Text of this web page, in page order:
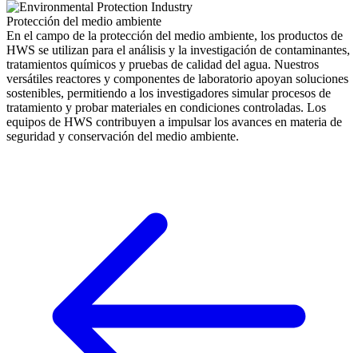
Protección del medio ambiente
En el campo de la protección del medio ambiente, los productos de
HWS se utilizan para el análisis y la investigación de contaminantes,
tratamientos químicos y pruebas de calidad del agua. Nuestros
versátiles reactores y componentes de laboratorio apoyan soluciones
sostenibles, permitiendo a los investigadores simular procesos de
tratamiento y probar materiales en condiciones controladas. Los
equipos de HWS contribuyen a impulsar los avances en materia de
seguridad y conservación del medio ambiente.